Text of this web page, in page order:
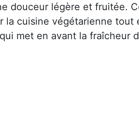
douceur légère et fruitée.
la cuisine végétarienne tout
met en avant la fraîcheur